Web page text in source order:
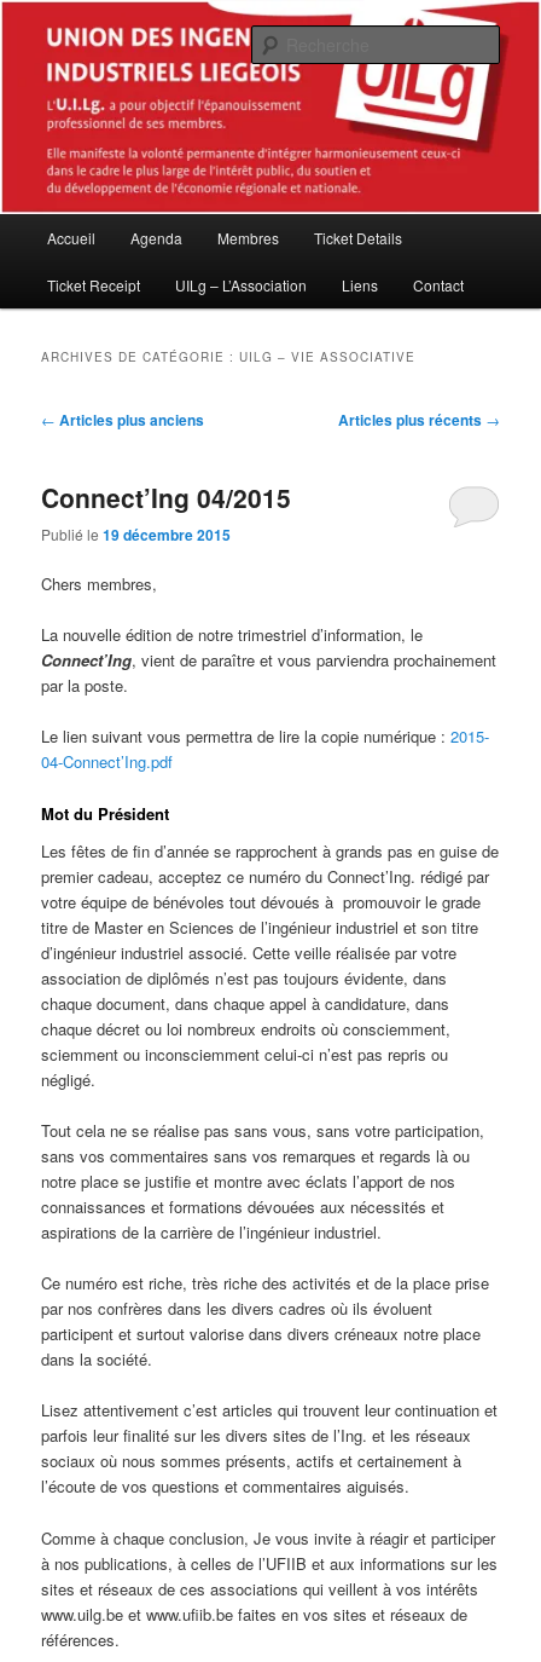
contenu
principal
contenu
secondaireUnion des Ingénieurs industriels
Liégeois (UILg ASBL)
Association des Master en sciences de l'ingénieur industriel diplômés de la
Haute École de la Province de Liège (HEPL – ISIL)
principal
Accueil Agenda Membres Ticket Details
Ticket Receipt UILg – L’Association Liens Contact
ARCHIVES DE CATÉGORIE :UILG – VIE ASSOCIATIVE
Navigation
← Articles plus anciens Articles plus récents →
Connect’Ing 04/2015
Publié le19 décembre 2015
Chers membres,
La nouvelle édition de notre trimestriel d’information, le
Connect’Ing, vient de paraître et vous parviendra prochainement
par la poste.
Le lien suivant vous permettra de lire la copie numérique :2015-
04-Connect’Ing.pdf
Mot du Président
Les fêtes de fin d’année se rapprochent à grands pas en guise de
premier cadeau, acceptez ce numéro du Connect’Ing. rédigé par
votre équipe de bénévoles tout dévoués à promouvoir le grade
titre de Master en Sciences de l’ingénieur industriel et son titre
d’ingénieur industriel associé. Cette veille réalisée par votre
association de diplômés n’est pas toujours évidente, dans
chaque document, dans chaque appel à candidature, dans
chaque décret ou loi nombreux endroits où consciemment,
sciemment ou inconsciemment celui-ci n’est pas repris ou
négligé.
Tout cela ne se réalise pas sans vous, sans votre participation,
sans vos commentaires sans vos remarques et regards là ou
notre place se justifie et montre avec éclats l’apport de nos
connaissances et formations dévouées aux nécessités et
aspirations de la carrière de l’ingénieur industriel.
Ce numéro est riche, très riche des activités et de la place prise
par nos confrères dans les divers cadres où ils évoluent
participent et surtout valorise dans divers créneaux notre place
dans la société.
Lisez attentivement c’est articles qui trouvent leur continuation et
parfois leur finalité sur les divers sites de l’Ing. et les réseaux
sociaux où nous sommes présents, actifs et certainement à
l’écoute de vos questions et commentaires aiguisés.
Comme à chaque conclusion, Je vous invite à réagir et participer
à nos publications, à celles de l’UFIIB et aux informations sur les
sites et réseaux de ces associations qui veillent à vos intérêts
www.uilg.be et www.ufiib.be faites en vos sites et réseaux de
références.